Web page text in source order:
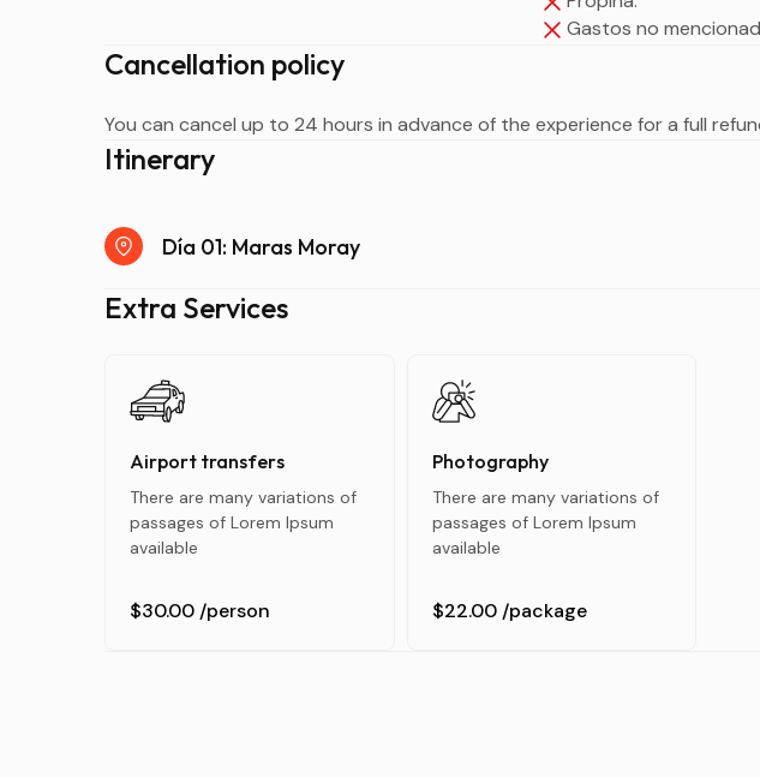
Gastos no
Cancellation policy
You can cancel up to 24 hours in advance of the experience for a full
Itinerary
Día 01: Maras Moray
Extra Services
Airport transfers
There are many variations of
passages of Lorem Ipsum
available
$30.00 /person
Photography
There are many variations of
passages of Lorem Ipsum
available
$22.00 /package